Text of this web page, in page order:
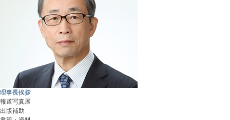
理事長挨拶
報道写真展
出版補助